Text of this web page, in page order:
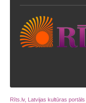
Rīts.lv, Latvijas kultūras portāls